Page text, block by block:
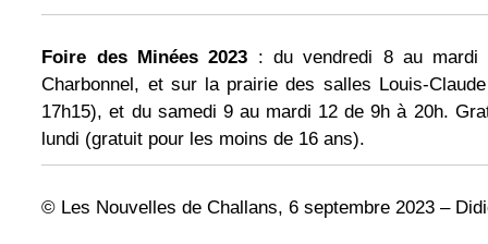
Foire des Minées 2023 : du vendredi 8 au mardi
Charbonnel, et sur la prairie des salles Louis-
17h15), et du samedi 9 au mardi 12 de 9h à 20h.
lundi (gratuit pour les moins de 16 ans).
© Les Nouvelles de Challans, 6 septembre 2023 –